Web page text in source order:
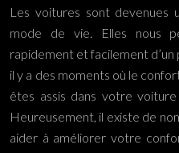
Les voitures sont devenues
mode de vie. Elles nous
rapidement et facilement d’un
il y a des moments où le
êtes assis dans votre
Heureusement, il existe de
aider à améliorer votre